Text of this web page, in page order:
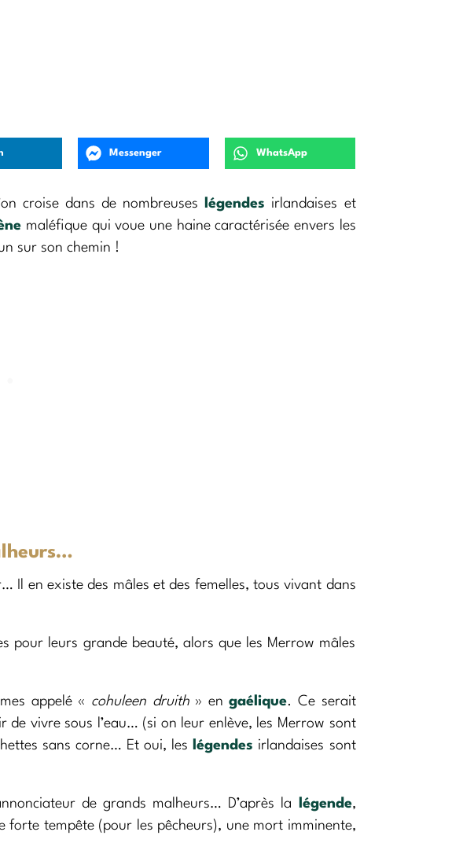
Messenger WhatsApp
croise dans de nombreuses légendes irlandaises et
maléfique qui voue une haine caractérisée envers les
sur son chemin !
Il en existe des mâles et des femelles, tous vivant dans
pour leurs grande beauté, alors que les Merrow mâles
appelé « cohuleen druith» engaélique. Ce serait
de vivre sous l’eau… (si on leur enlève, les Merrow sont
sans corne… Et oui, les
légendes irlandaises sont
de grands malheurs… D’après la légende,
tempête (pour les pêcheurs), une mort imminente,